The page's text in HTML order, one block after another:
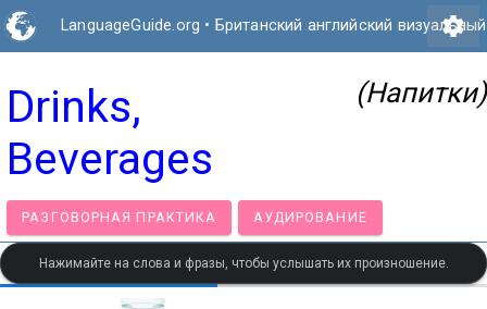
LanguageGuide.org • Британский английский settings
Drinks,
Beverages
(Напитки)
РАЗГОВОРНАЯ ПРАКТИКА АУДИРОВАНИЕ
Нажимайте на слова и фразы, чтобы услышать их произношение.